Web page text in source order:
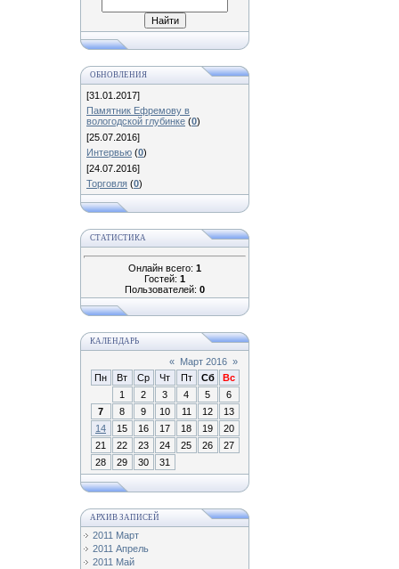
ОБНОВЛЕНИЯ
[31.01.2017]
Памятник Ефремову в
вологодской глубинке (0)
[25.07.2016]
Интервью (0)
[24.07.2016]
Торговля (0)
СТАТИСТИКА
Онлайн всего: 1
Гостей: 1
Пользователей: 0
КАЛЕНДАРЬ
« Март 2016 »
Пн
Вт Ср Чт Пт Сб
Вс
1
2 3 4 5
6
7
8 9 10 11 12
13
14
15 16 17 18 19
20
21
22 23 24 25 26
27
28
29 30 31
АРХИВ ЗАПИСЕЙ
2011 Март
2011 Апрель
2011 Май